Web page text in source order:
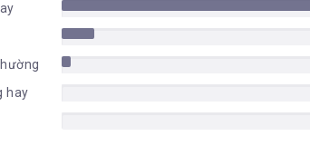
hay không thì con người ai cũng phải trải qua
rào cản, trách nhiệm, bổn phận, hay những phán
ta từng ngày kiệt quệ đi sao. “Khôn lớn thật
buồn một chút vì ta phải hy sinh những điều
Đúng không?” Thế giới “Minamun” bay bổng,
bao điều tuyệt diệu nhỏ bé xung quanh mình,
hành trình khám phá vùng đất này như tan
hay